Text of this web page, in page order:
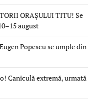
ORAȘULUI TITU! Se
august
Popescu se umple din
Caniculă extremă, urmată